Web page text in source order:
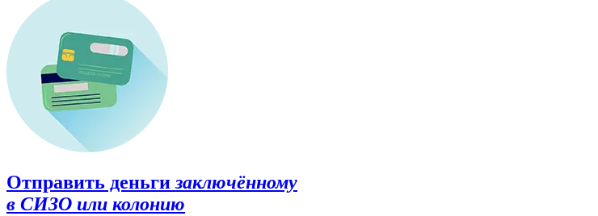
Отправить деньги заключённому
в СИЗО или колонию